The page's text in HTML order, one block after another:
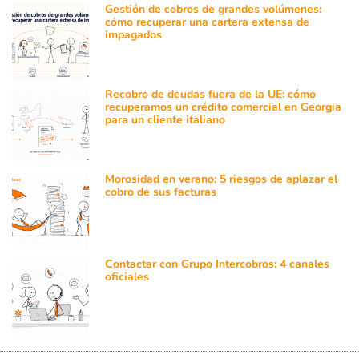
Gestión de cobros de grandes volúmenes:
cómo recuperar una cartera extensa de
impagados
Recobro de deudas fuera de la UE: cómo
recuperamos un crédito comercial en Georgia
para un cliente italiano
Morosidad en verano: 5 riesgos de aplazar el
cobro de sus facturas
Contactar con Grupo Intercobros: 4 canales
oficiales